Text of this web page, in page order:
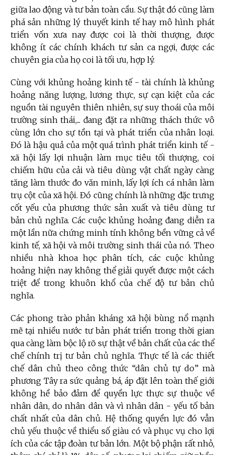
giữa lao động và tư bản toàn cầu. Sự thật đó cũng làm
phá sản những lý thuyết kinh tế hay mô hình phát
triển vốn xưa nay được coi là thời thượng, được
không ít các chính khách tư sản ca ngợi, được các
chuyên gia của họ coi là tối ưu, hợp lý.
Cùng với khủng hoảng kinh tế - tài chính là khủng
hoảng năng lượng, lương thực, sự cạn kiệt của các
nguồn tài nguyên thiên nhiên, sự suy thoái của môi
trường sinh thái,... đang đặt ra những thách thức vô
cùng lớn cho sự tồn tại và phát triển của nhân loại.
Đó là hậu quả của một quá trình phát triển kinh tế -
xã hội lấy lợi nhuận làm mục tiêu tối thượng, coi
chiếm hữu của cải và tiêu dùng vật chất ngày càng
tăng làm thước đo văn minh, lấy lợi ích cá nhân làm
trụ cột của xã hội. Đó cũng chính là những đặc trưng
cốt yếu của phương thức sản xuất và tiêu dùng tư
bản chủ nghĩa. Các cuộc khủng hoảng đang diễn ra
một lần nữa chứng minh tính không bền vững cả về
kinh tế, xã hội và môi trường sinh thái của nó. Theo
nhiều nhà khoa học phân tích, các cuộc khủng
hoảng hiện nay không thể giải quyết được một cách
triệt để trong khuôn khổ của chế độ tư bản chủ
nghĩa.
Các phong trào phản kháng xã hội bùng nổ mạnh
mẽ tại nhiều nước tư bản phát triển trong thời gian
qua càng làm bộc lộ rõ sự thật về bản chất của các thể
chế chính trị tư bản chủ nghĩa. Thực tế là các thiết
chế dân chủ theo công thức “dân chủ tự do” mà
phương Tây ra sức quảng bá, áp đặt lên toàn thế giới
không hề bảo đảm để quyền lực thực sự thuộc về
nhân dân, do nhân dân và vì nhân dân - yếu tố bản
chất nhất của dân chủ. Hệ thống quyền lực đó vẫn
chủ yếu thuộc về thiểu số giàu có và phục vụ cho lợi
ích của các tập đoàn tư bản lớn. Một bộ phận rất nhỏ,